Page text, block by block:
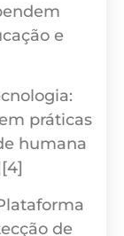
e
práticas
humana
de